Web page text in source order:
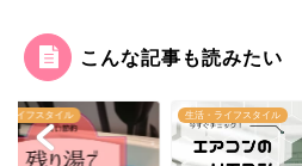
こんな記事も読みたい
ライフスタイル 生活・ライフスタイル